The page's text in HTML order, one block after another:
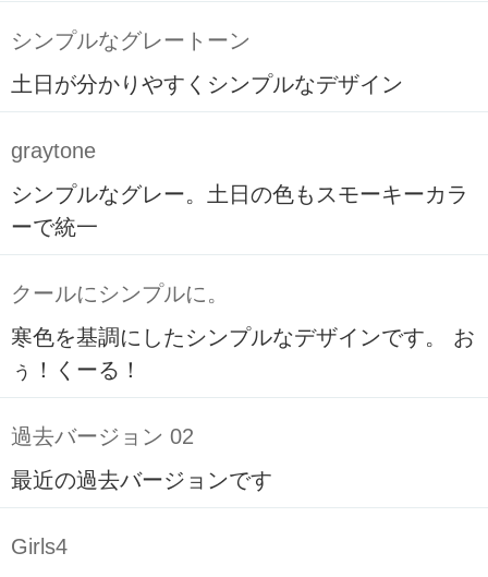
シンプルなグレートーン
土日が分かりやすくシンプルなデザイン
graytone
シンプルなグレー。土日の色もスモーキーカラ
ーで統一
クールにシンプルに。
寒色を基調にしたシンプルなデザインです。 お
ぅ！くーる！
過去バージョン 02
最近の過去バージョンです
Girls4